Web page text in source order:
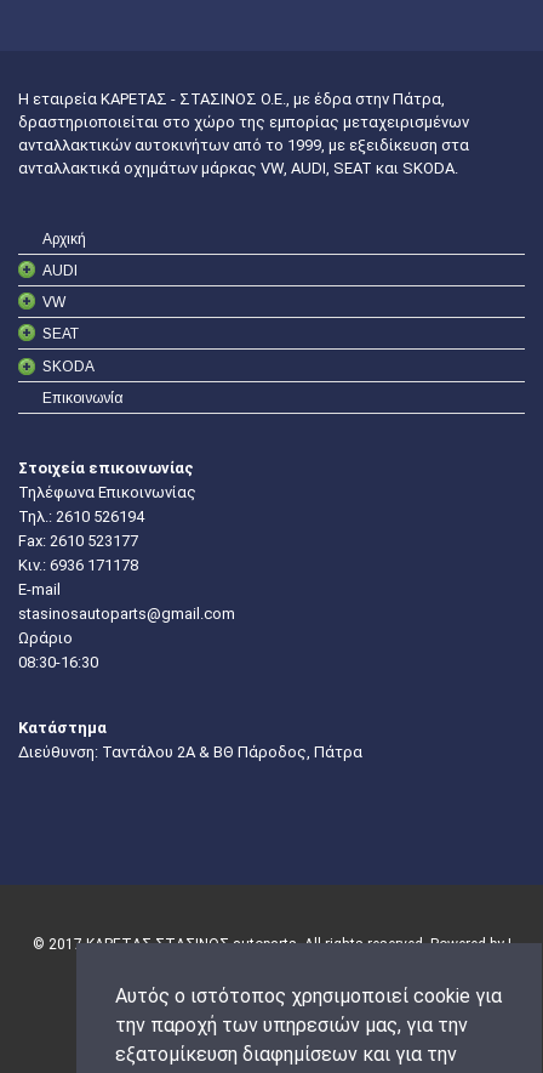
Αυτός ο ιστότοπος χρησιμοποιεί cookie για
την παροχή των υπηρεσιών μας, για την
εξατομίκευση διαφημίσεων και για την
Η εταιρεία ΚΑΡΕΤΑΣ - ΣΤΑΣΙΝΟΣ Ο.Ε., με έδρα στην Πάτρα,
δραστηριοποιείται στο χώρο της εμπορίας μεταχειρισμένων
ανταλλακτικών αυτοκινήτων από το 1999, με εξειδίκευση στα
ανταλλακτικά οχημάτων μάρκας VW, AUDI, SEAT και SKODA.
Αρχική
AUDI
VW
SEAT
SKODA
Επικοινωνία
Στοιχεία επικοινωνίας
Τηλέφωνα Επικοινωνίας
Τηλ.: 2610 526194
Fax: 2610 523177
Κιν.: 6936 171178
E-mail
stasinosautoparts@gmail.com
Ωράριο
08:30-16:30
Κατάστημα
Διεύθυνση: Ταντάλου 2Α & ΒΘ Πάροδος, Πάτρα
© 2017 ΚΑΡΕΤΑΣ-ΣΤΑΣΙΝΟΣ autoparts. All rights reserved. Powered by |